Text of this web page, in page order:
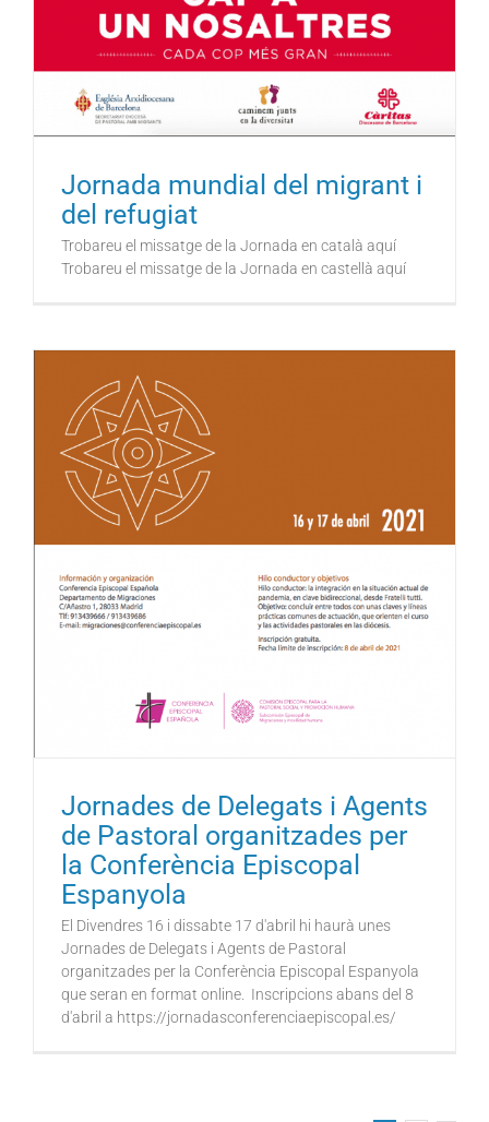
Jornada mundial del migrant i
del refugiat
Trobareu el missatge de la Jornada en català aquí
Trobareu el missatge de la Jornada en castellà aquí
Jornades de Delegats i Agents
de Pastoral organitzades per
la Conferència Episcopal
Espanyola
El Divendres 16 i dissabte 17 d'abril hi haurà unes
Jornades de Delegats i Agents de Pastoral
organitzades per la Conferència Episcopal Espanyola
que seran en format online. Inscripcions abans del 8
d'abril a https://jornadasconferenciaepiscopal.es/